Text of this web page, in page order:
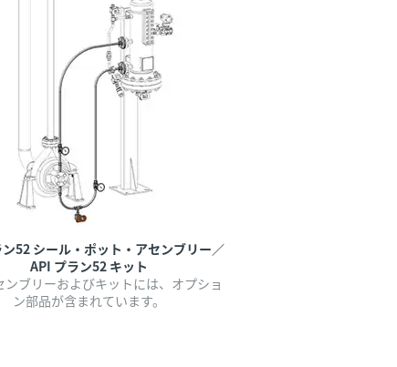
52 シール・ポット・アセンブリー／
API プラン52 キット
ンブリーおよびキットには、オプショ
ン部品が含まれています。